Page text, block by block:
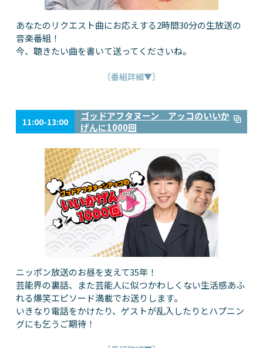
あなたのリクエスト曲にお応えする2時間30分の生放送の
音楽番組！
今、聴きたい曲を書いて送ってくださいね。
［番組詳細▼］
11:00-13:00
ゴッドアフタヌーン アッコのいいか
げんに1000回
ニッポン放送のお昼を支えて35年！
芸能界の裏話、また芸能人に似つかわしくない生活感あふ
れる爆笑エピソード満載でお送りします。
いきなり電話をかけたり、ゲストが乱入したりとハプニン
グにも乞うご期待！